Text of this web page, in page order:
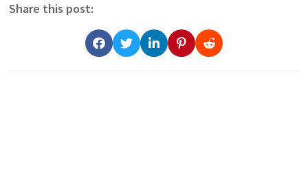
Share this post: